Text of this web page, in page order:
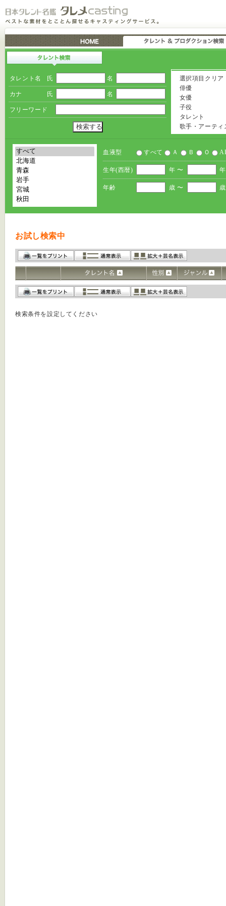
タレント名 氏 名
カナ 氏 名
フリーワード
選択項目クリア
俳優
女優
子役
タレント
歌手・アーティ
血液型 すべて Ａ Ｂ Ｏ
生年(西暦) 年 〜
年齢 歳 〜 歳
お試し検索中
検索条件を設定してください